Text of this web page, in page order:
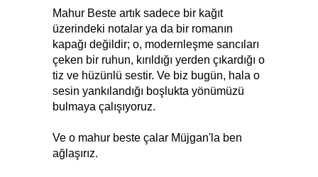
Mahur Beste artık sadece bir kağıt
üzerindeki notalar ya da bir romanın
kapağı değildir; o, modernleşme sancıları
çeken bir ruhun, kırıldığı yerden çıkardığı o
tiz ve hüzünlü sestir. Ve biz bugün, hala o
sesin yankılandığı boşlukta yönümüzü
bulmaya çalışıyoruz.
Ve o mahur beste çalar Müjgan'la ben
ağlaşırız.